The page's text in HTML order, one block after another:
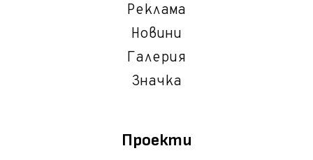
Реклама
Новини
Галерия
Значка
Проекти